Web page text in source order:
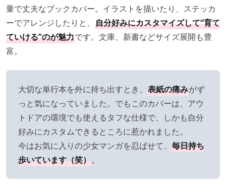
量で丈夫なブックカバー。イラストを描いたり、ステッカ
ーでアレンジしたりと、 自分好みにカスタマイズして“育て
ていける”のが魅力です。文庫、新書などサイズ展開も豊
富。
大切な単行本を外に持ち出すとき、 表紙の痛みがず
っと気になっていました。でもこのカバーは、アウ
トドアの環境でも使えるタフな仕様で、しかも自分
好みにカスタムできるところに惹かれました。
今はお気に入りの少女マンガを忍ばせて、 毎日持ち
歩いています（笑）。